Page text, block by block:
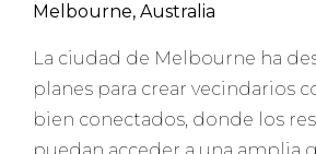
Melbourne, Australia
La ciudad de Melbourne ha
planes para crear vecindarios
bien conectados, donde los